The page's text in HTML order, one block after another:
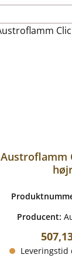
Austroflamm
Producent:
Leveringstid